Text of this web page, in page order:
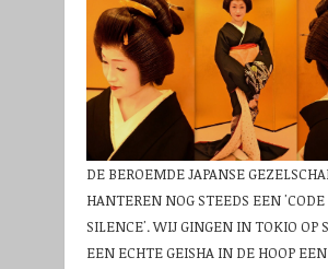
DE BEROEMDE JAPANSE
HANTEREN NOG STEEDS EEN 'CODE
SILENCE'. WIJ GINGEN IN TOKIO OP
EEN ECHTE GEISHA IN DE HOOP